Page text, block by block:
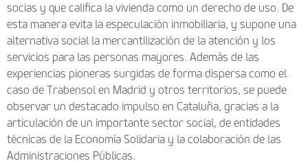
socias y que califica la vivienda como un derecho de uso. De
esta manera evita la especulación inmobiliaria, y supone una
alternativa social la mercantilización de la atención y los
servicios para las personas mayores. Además de las
experiencias pioneras surgidas de forma dispersa como el
caso de Trabensol en Madrid y otros territorios, se puede
observar un destacado impulso en Cataluña, gracias a la
articulación de un importante sector social, de entidades
técnicas de la Economía Solidaria y la colaboración de las
Administraciones Públicas.